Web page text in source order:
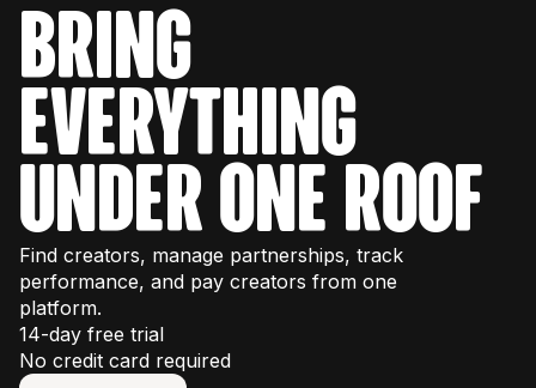
bring
everything
under one roof
Find creators, manage partnerships, track
performance, and pay creators from one
platform.
14-day free trial
No credit card required